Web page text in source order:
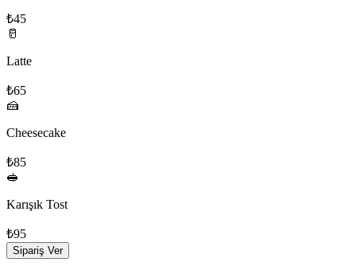
₺45
🥛
Latte
₺65
🍰
Cheesecake
₺85
🥪
Karışık Tost
₺95
Sipariş Ver